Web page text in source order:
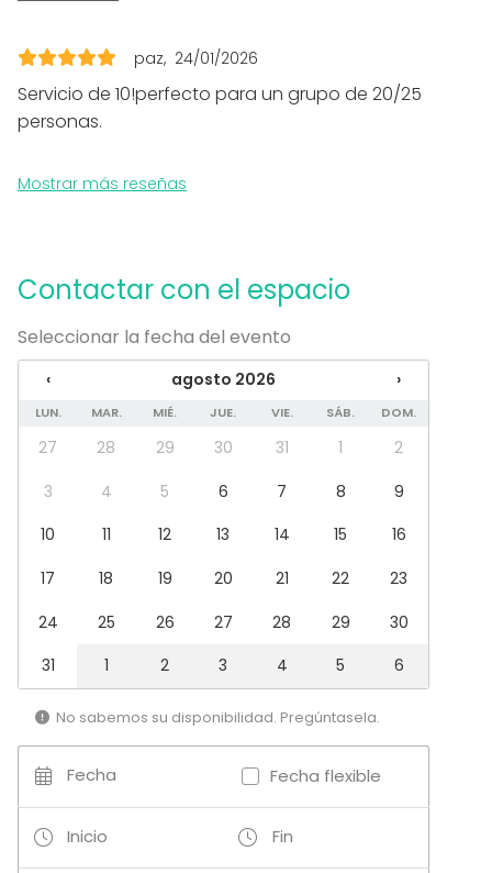
Fiesta de empresa
Celebración familiar
Team building / Recreación
Restaurante
Más información sobre servicios e instalaciones
edad mínima es de 25 años.
Pasamos una tarde muy bonita.
paz 24/01/2026
Servicio de 10!perfecto para un grupo de 20/25
personas.
Mostrar más reseñas
Contactar con el espacio
Seleccionar la fecha del evento
‹ agosto 2026 ›
LUN. MAR. MIÉ. JUE. VIE. SÁB. DOM.
27 28 29 30 31 1
2
3
4 5 6 7 8
9
10
11 12 13 14 15
16
17
18 19 20 21 22
23
24
25 26 27 28 29
30
31
1 2 3 4 5 6
No sabemos su disponibilidad. Pregúntasela.
Fecha Fecha flexible
Inicio Fin